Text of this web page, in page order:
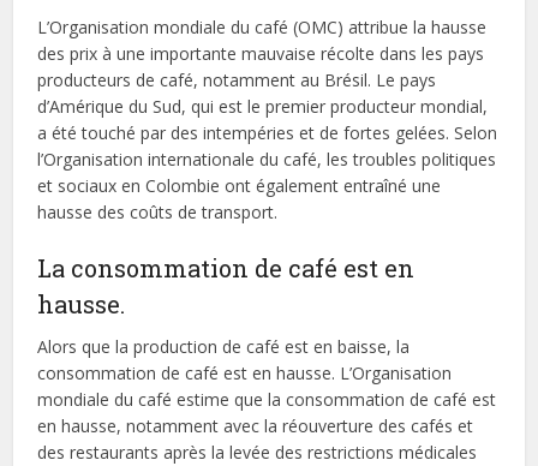
L’Organisation mondiale du café (OMC) attribue la hausse
des prix à une importante mauvaise récolte dans les pays
producteurs de café, notamment au Brésil. Le pays
d’Amérique du Sud, qui est le premier producteur mondial,
a été touché par des intempéries et de fortes gelées. Selon
l’Organisation internationale du café, les troubles politiques
et sociaux en Colombie ont également entraîné une
hausse des coûts de transport.
La consommation de café est en
hausse.
Alors que la production de café est en baisse, la
consommation de café est en hausse. L’Organisation
mondiale du café estime que la consommation de café est
en hausse, notamment avec la réouverture des cafés et
des restaurants après la levée des restrictions médicales